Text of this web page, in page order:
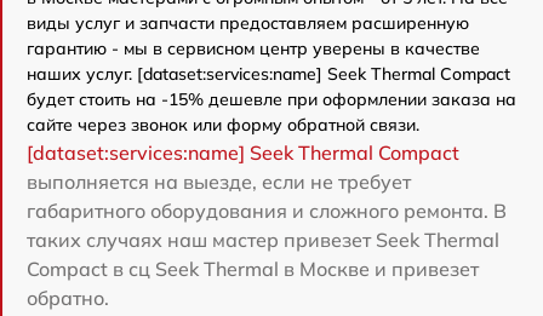
виды услуг и запчасти предоставляем расширенную
гарантию - мы в сервисном центр уверены в качестве
наших услуг. [dataset:services:name] Seek Thermal Compact
будет стоить на -15% дешевле при оформлении заказа на
сайте через звонок или форму обратной связи.
[dataset:services:name] Seek Thermal Compact
выполняется на выезде, если не требует
габаритного оборудования и сложного ремонта. В
таких случаях наш мастер привезет Seek Thermal
Compact в сц Seek Thermal в Москве и привезет
обратно.